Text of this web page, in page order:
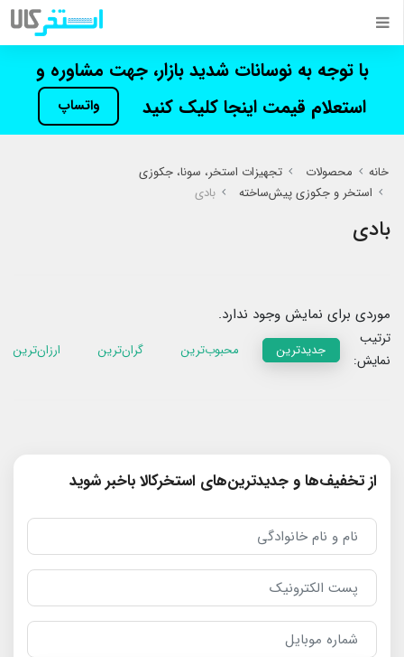
با توجه به نوسانات شدید بازار، جهت مشاوره و
استعلام قیمت اینجا کلیک کنید
واتساپ
خانه محصولات
تجهیزات استخر، سونا، جکوزی
استخر و جکوزی پیش‌ساخته
بادی
بادی
موردی برای نمایش وجود ندارد.
ترتیب
نمایش:
جدیدترین محبوب‌ترین گران‌ترین ارزان‌ترین
از تخفیف‌ها و جدیدترین‌های استخرکالا باخبر شوید